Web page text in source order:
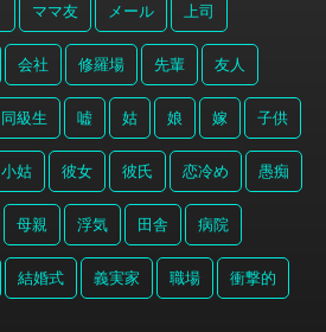
ママ友 メール 上司
会社 修羅場 先輩 友人
同級生 嘘 姑 娘 嫁 子供
小姑 彼女 彼氏 恋冷め 愚痴
母親 浮気 田舎 病院
結婚式 義実家 職場 衝撃的